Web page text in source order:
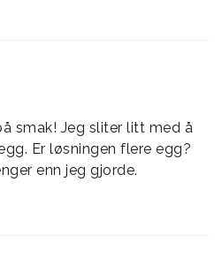
smak! Jeg sliter litt med å
Er løsningen flere egg?
enn jeg gjorde.